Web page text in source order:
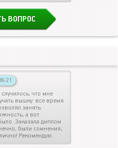
ВОПРОС
21
что мне
вышку: все время
занять
а вот
Заказала диплом
были сомнения,
Рекомендую.